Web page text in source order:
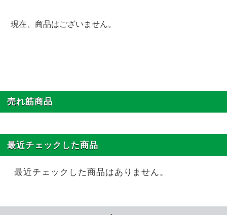
現在、商品はございません。
売れ筋商品
最近チェックした商品
最近チェックした商品はありません。